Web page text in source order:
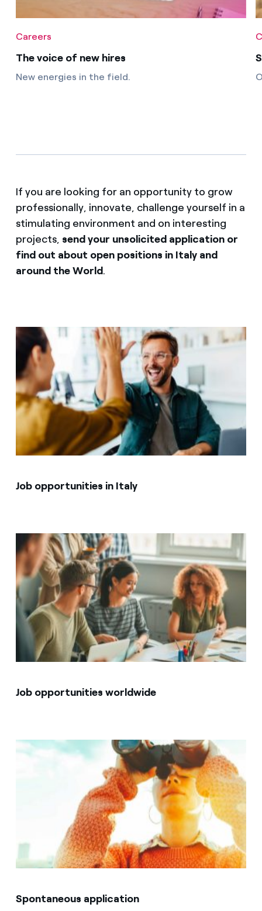
Careers
The voice of new hires
New energies in the field.
If you are looking for an opportunity to grow
professionally, innovate, challenge yourself in a
stimulating environment and on interesting
projects, send your unsolicited application or
find out about open positions in Italy and
around the World.
Job opportunities in Italy
Job opportunities worldwide
Spontaneous application